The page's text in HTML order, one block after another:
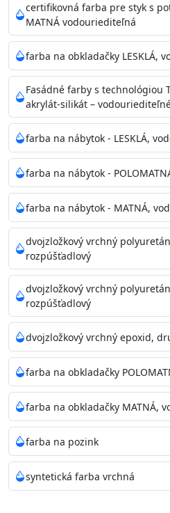
Skladovanie
48 mesiacov v orig. uzavretých
25°C
certifikovná farba pre styk s
MATNÁ vodouriediteľná
farba na obkladačky LESKLÁ,
Fasádné farby s technológiou
akrylát-silikát –
farba na nábytok - LESKLÁ,
farba na nábytok -
farba na nábytok - MATNÁ,
dvojzložkový vrchný polyuretán
rozpúšťadlový
dvojzložkový vrchný
rozpúšťadlový
dvojzložkový vrchný epoxid,
farba na obkladačky
farba na obkladačky MATNÁ,
farba na pozink
syntetická farba vrchná